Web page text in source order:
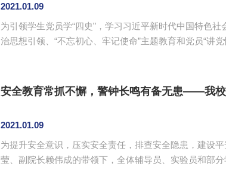
2021.01.09
为引领学生党员学“四史”，学习习近平新时代中国特色
治思想引领、“不忘初心、牢记使命”主题教育和党员“讲
全体学生党员参加
安全教育常抓不懈，警钟长鸣有备无患——我
2021.01.09
为提升安全意识，压实安全责任，排查安全隐患，建设
莹、副院长赖伟成的带领下，全体辅导员、实验员和部